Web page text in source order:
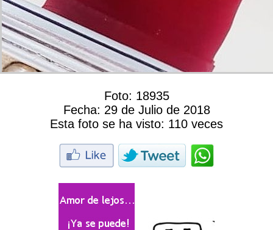
Foto: 18935
Fecha: 29 de Julio de 2018
Esta foto se ha visto: 110 veces